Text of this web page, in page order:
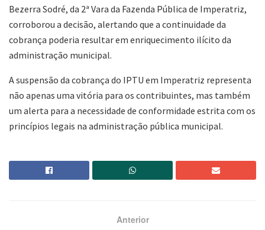
Bezerra Sodré, da 2ª Vara da Fazenda Pública de Imperatriz,
corroborou a decisão, alertando que a continuidade da
cobrança poderia resultar em enriquecimento ilícito da
administração municipal.
A suspensão da cobrança do IPTU em Imperatriz representa
não apenas uma vitória para os contribuintes, mas também
um alerta para a necessidade de conformidade estrita com os
princípios legais na administração pública municipal.
Anterior